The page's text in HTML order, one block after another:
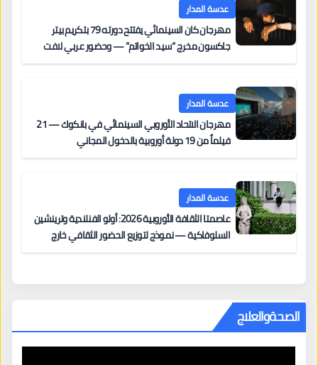
عدسة المدار
مهرجان كان السينمائي يفتتح دورته 79 بتكريم بيتر
جاكسون مخرج “سيد الخواتم” — وحضور عربي لافت
عدسة المدار
مهرجان الاتحاد الأوروبي السينمائي في بانكوك — 21
فيلماً من 19 دولة أوروبية بالدخول المجاني
عدسة المدار
عاصمتا الثقافة الأوروبية 2026: أولو الفنلندية وترينشين
السلوفاكية — نموذج لتوزيع الحضور الثقافي خارج
الصحةوالعلاج